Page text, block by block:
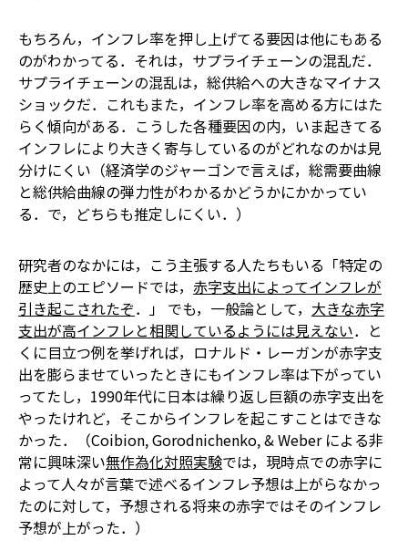
もちろん，インフレ率を押し上げてる要因は他にもある
のがわかってる．それは，サプライチェーンの混乱だ．
サプライチェーンの混乱は，総供給への大きなマイナス
ショックだ．これもまた，インフレ率を高める方にはた
らく傾向がある．こうした各種要因の内，いま起きてる
インフレにより大きく寄与しているのがどれなのかは見
分けにくい（経済学のジャーゴンで言えば，総需要曲線
と総供給曲線の弾力性がわかるかどうかにかかってい
る．で，どちらも推定しにくい．）
研究者のなかには，こう主張する人たちもいる――「特定の
歴史上のエピソードでは， 赤字支出によってインフレが
引き起こされたぞ．」 でも，一般論として， 大きな赤字
支出が高インフレと相関しているようには見えない．と
くに目立つ例を挙げれば，ロナルド・レーガンが赤字支
出を膨らませていったときにもインフレ率は下がってい
ってたし，1990年代に日本は繰り返し巨額の赤字支出を
やったけれど，そこからインフレを起こすことはできな
かった．（Coibion, Gorodnichenko, & Weber による非
常に興味深い無作為化対照実験では，現時点での赤字に
よって人々が言葉で述べるインフレ予想は上がらなかっ
たのに対して，予想される将来の赤字ではそのインフレ
予想が上がった．）